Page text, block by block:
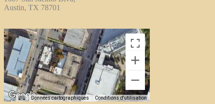
Austin, TX 78701
Données cartographiques Conditions d'utilisation